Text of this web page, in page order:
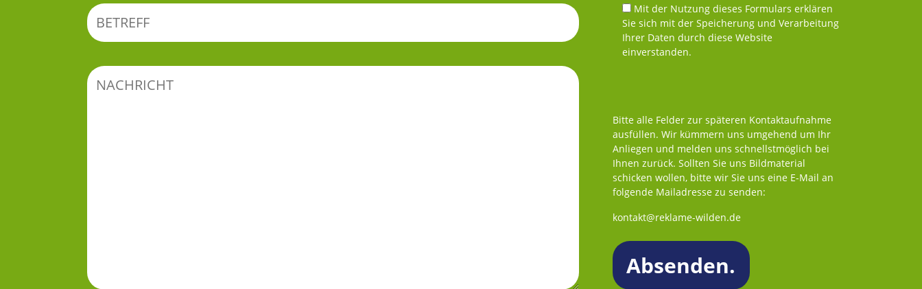
Mit der Nutzung dieses Formulars erklären
Sie sich mit der Speicherung und Verarbeitung
Ihrer Daten durch diese Website
einverstanden.
Bitte alle Felder zur späteren Kontaktaufnahme
ausfüllen. Wir kümmern uns umgehend um Ihr
Anliegen und melden uns schnellstmöglich bei
Ihnen zurück. Sollten Sie uns Bildmaterial
schicken wollen, bitte wir Sie uns eine E-Mail an
folgende Mailadresse zu senden:
kontakt@reklame-wilden.de